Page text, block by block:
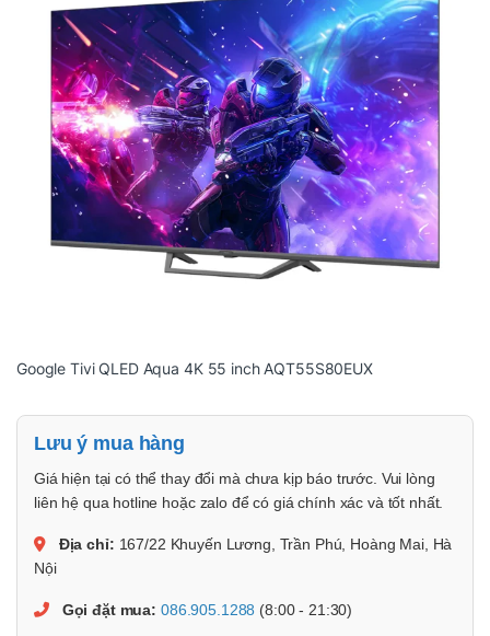
Google Tivi QLED Aqua 4K 55 inch AQT55S80EUX
Lưu ý mua hàng
Giá hiện tại có thể thay đổi mà chưa kịp báo trước. Vui lòng
liên hệ qua hotline hoặc zalo để có giá chính xác và tốt nhất.
Địa chỉ: 167/22 Khuyến Lương, Trần Phú, Hoàng Mai, Hà
Nội
Gọi đặt mua: 086.905.1288 (8:00 - 21:30)